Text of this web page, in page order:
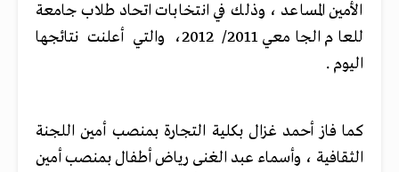
الأمين المساعد ، وذلك في انتخابات اتحاد طلاب جامعة
للعام الجامعي 2011/ 2012، والتي أعلنت نتائجها
اليوم .
كما فاز أحمد غزال بكلية التجارة بمنصب أمين اللجنة
الثقافية ، وأسماء عبد الغنى رياض أطفال بمنصب أمين